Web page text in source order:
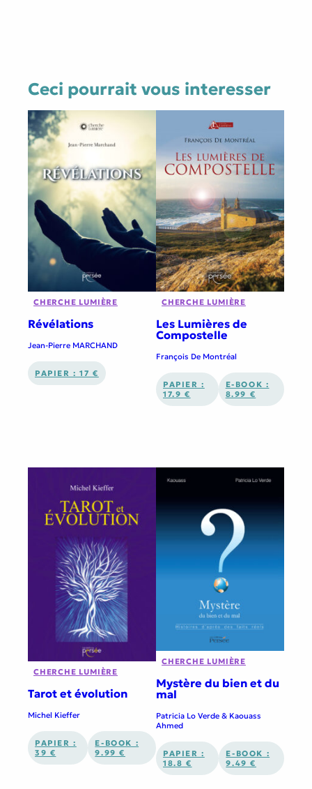
Ceci pourrait vous interesser
CHERCHE LUMIÈRE
Révélations
Jean-Pierre MARCHAND
PAPIER : 17 €
CHERCHE LUMIÈRE
Les Lumières de
Compostelle
François De Montréal
PAPIER :
17.9 €
E-BOOK :
8.99 €
CHERCHE LUMIÈRE
Tarot et évolution
Michel Kieffer
PAPIER :
39 €
E-BOOK :
9.99 €
CHERCHE LUMIÈRE
Mystère du bien et du
mal
Patricia Lo Verde & Kaouass
Ahmed
PAPIER :
18.8 €
E-BOOK :
9.49 €